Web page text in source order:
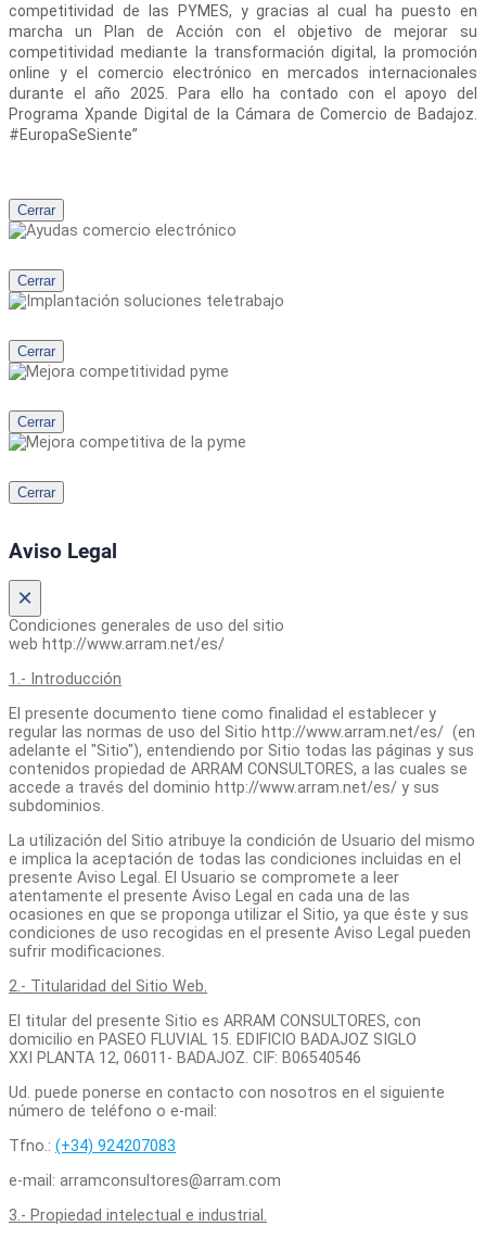
competitividad de las PYMES, y gracias al cual ha puesto en
marcha un Plan de Acción con el objetivo de mejorar su
competitividad mediante la transformación digital, la promoción
online y el comercio electrónico en mercados internacionales
durante el año 2025. Para ello ha contado con el apoyo del
Programa Xpande Digital de la Cámara de Comercio de Badajoz.
#EuropaSeSiente”
Cerrar
Cerrar
Cerrar
Cerrar
Cerrar
Aviso Legal
×
Condiciones generales de uso del sitio
web http://www.arram.net/es/
1.- Introducción
El presente documento tiene como finalidad el establecer y
regular las normas de uso del Sitio http://www.arram.net/es/ (en
adelante el "Sitio"), entendiendo por Sitio todas las páginas y sus
contenidos propiedad de ARRAM CONSULTORES, a las cuales se
accede a través del dominio http://www.arram.net/es/ y sus
subdominios.
La utilización del Sitio atribuye la condición de Usuario del mismo
e implica la aceptación de todas las condiciones incluidas en el
presente Aviso Legal. El Usuario se compromete a leer
atentamente el presente Aviso Legal en cada una de las
ocasiones en que se proponga utilizar el Sitio, ya que éste y sus
condiciones de uso recogidas en el presente Aviso Legal pueden
sufrir modificaciones.
2.- Titularidad del Sitio Web.
El titular del presente Sitio es ARRAM CONSULTORES, con
domicilio en PASEO FLUVIAL 15. EDIFICIO BADAJOZ SIGLO
XXI PLANTA 12, 06011- BADAJOZ. CIF: B06540546
Ud. puede ponerse en contacto con nosotros en el siguiente
número de teléfono o e-mail:
Tfno.: (+34) 924207083
e-mail: arramconsultores@arram.com
3.- Propiedad intelectual e industrial.